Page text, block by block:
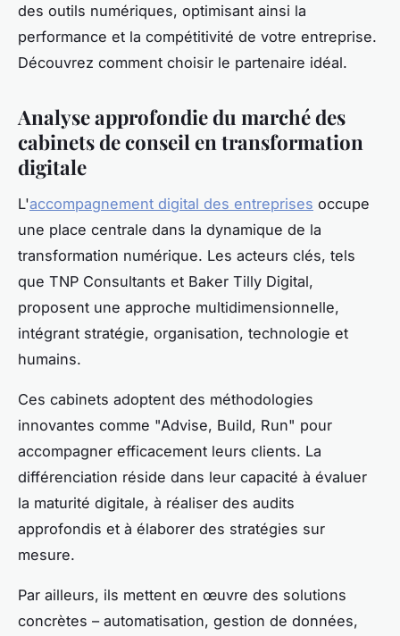
des outils numériques, optimisant ainsi la
performance et la compétitivité de votre entreprise.
Découvrez comment choisir le partenaire idéal.
Analyse approfondie du marché des
cabinets de conseil en transformation
digitale
L'accompagnement digital des entreprises occupe
une place centrale dans la dynamique de la
transformation numérique. Les acteurs clés, tels
que TNP Consultants et Baker Tilly Digital,
proposent une approche multidimensionnelle,
intégrant stratégie, organisation, technologie et
humains.
Ces cabinets adoptent des méthodologies
innovantes comme "Advise, Build, Run" pour
accompagner efficacement leurs clients. La
différenciation réside dans leur capacité à évaluer
la maturité digitale, à réaliser des audits
approfondis et à élaborer des stratégies sur
mesure.
Par ailleurs, ils mettent en œuvre des solutions
concrètes – automatisation, gestion de données,